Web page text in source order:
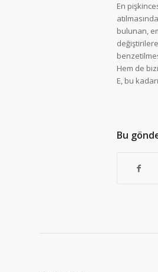
En
bulunan,
Hem de
E, bu
Bu